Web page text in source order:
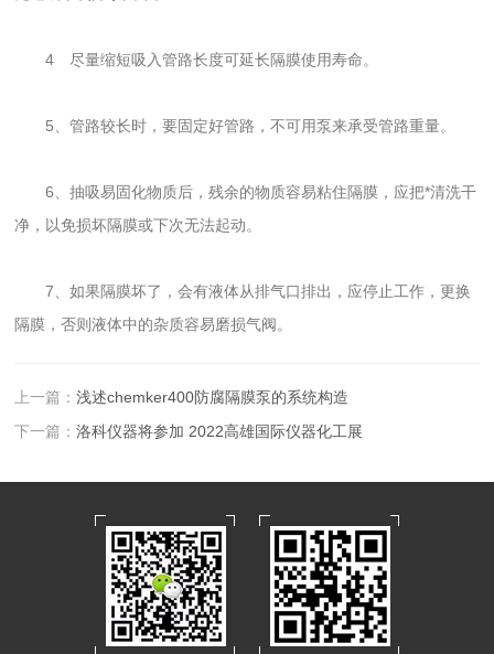
4 尽量缩短吸入管路长度可延长隔膜使用寿命。
5、管路较长时，要固定好管路，不可用泵来承受管路重量。
6、抽吸易固化物质后，残余的物质容易粘住隔膜，应把*清洗干
净，以免损坏隔膜或下次无法起动。
7、如果隔膜坏了，会有液体从排气口排出，应停止工作，更换
隔膜，否则液体中的杂质容易磨损气阀。
上一篇：浅述chemker400防腐隔膜泵的系统构造
下一篇：洛科仪器将参加 2022高雄国际仪器化工展